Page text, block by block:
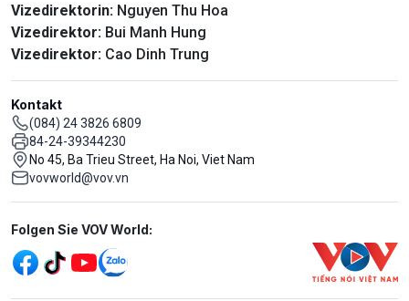
Vizedirektorin: Nguyen Thu Hoa
Vizedirektor: Bui Manh Hung
Vizedirektor: Cao Dinh Trung
Kontakt
(084) 24 3826 6809
84-24-39344230
No 45, Ba Trieu Street, Ha Noi, Viet Nam
vovworld@vov.vn
Mạng xã hội
Folgen Sie VOV World: